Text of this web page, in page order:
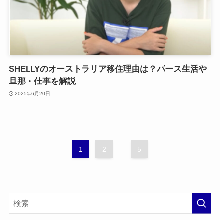
SHELLYのオーストラリア移住理由は？パース生活や
旦那・仕事を解説
2025年6月20日
1 2 ... 5